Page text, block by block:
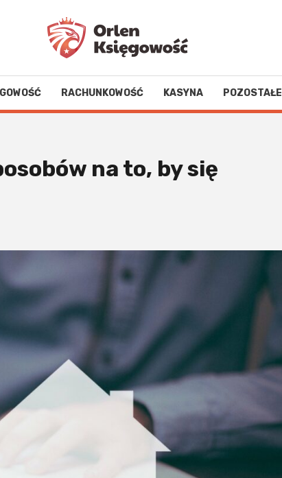
RACHUNKOWOŚĆ KASYNA POZOSTAŁE
na to, by się